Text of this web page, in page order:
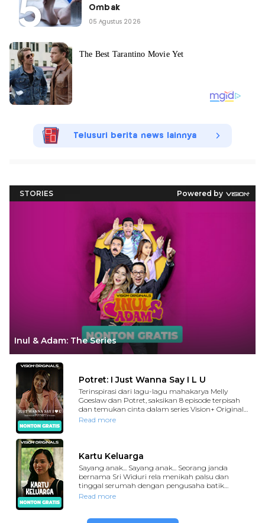
Ombak
05 Agustus 2026
Telusuri berita news lainnya